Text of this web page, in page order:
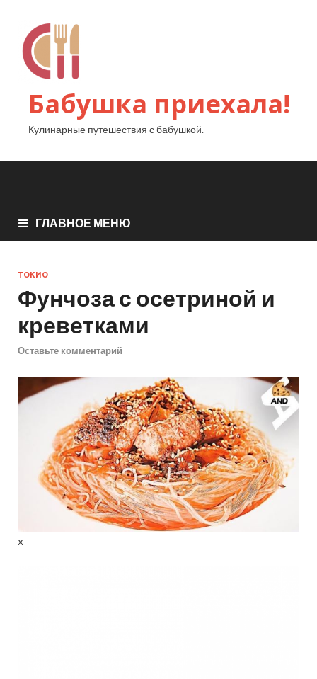
Бабушка приехала!
Кулинарные путешествия с бабушкой.
ГЛАВНОЕ МЕНЮ
ТОКИО
Фунчоза с осетриной и
креветками
Оставьте комментарий
x